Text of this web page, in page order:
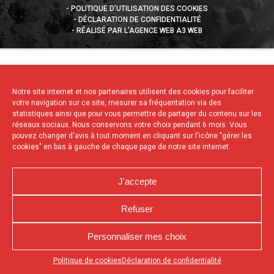
Notre site internet et nos partenaires utilisent des cookies pour faciliter
votre navigation sur ce site, mesurer sa fréquentation via des
statistiques ainsi que pour vous permettre de partager du contenu sur les
réseaux sociaux. Nous conservons votre choix pendant 6 mois. Vous
pouvez changer d'avis à tout moment en cliquant sur l'icône "gérer les
cookies" en bas à gauche de chaque page de notre site internet.
J'accepte
Refuser
Personnaliser mes choix
Politique de cookies Déclaration de confidentialité
Appuyez sur le bouton partager en bas de votre
POLITIQUE D’UTILISATION DES COOKIES
DÉCLARATION DE CONFIDENTIALITÉ
RÉALISÉ PAR L’AGENCE WEB A3 WEB